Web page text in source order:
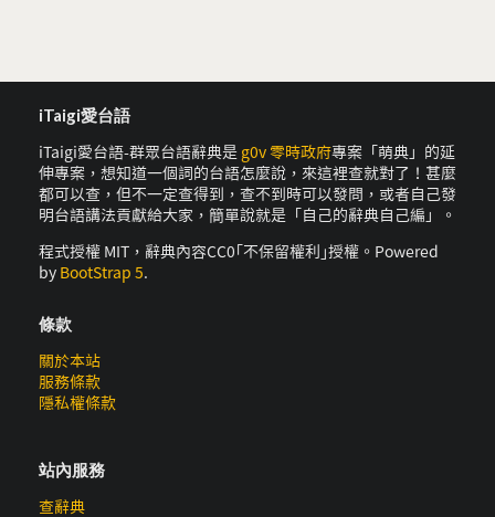
iTaigi愛台語
iTaigi愛台語-群眾台語辭典是 g0v 零時政府專案「萌典」的延
伸專案，想知道一個詞的台語怎麼說，來這裡查就對了！甚麼
都可以查，但不一定查得到，查不到時可以發問，或者自己發
明台語講法貢獻給大家，簡單說就是「自己的辭典自己編」。
程式授權 MIT，辭典內容CC0｢不保留權利｣授權。Powered
by BootStrap 5.
條款
關於本站
服務條款
隱私權條款
站內服務
查辭典